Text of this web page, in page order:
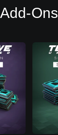
Add-Ons